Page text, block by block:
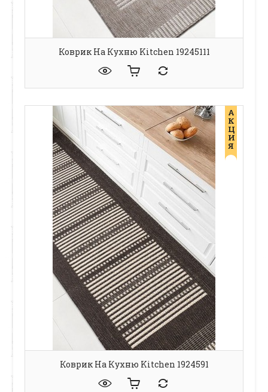
Коврик На Кухню Kitchen 19245111
А
К
Ц
И
Я
Коврик На Кухню Kitchen 1924591